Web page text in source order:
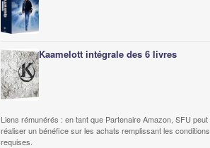
Kaamelott intégrale des 6 livres
Liens rémunérés : en tant que Partenaire Amazon, SFU peut
réaliser un bénéfice sur les achats remplissant les conditions
requises.